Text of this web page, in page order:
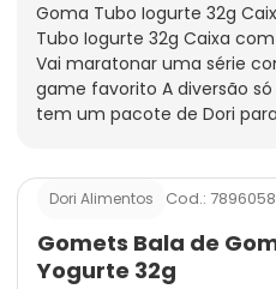
Goma Tubo Iogurte 32g
Tubo Iogurte 32g Caixa
Vai maratonar uma série
game favorito A diversão
tem um pacote de Dori
Dori Alimentos Cod.:
Gomets Bala de
Yogurte 32g